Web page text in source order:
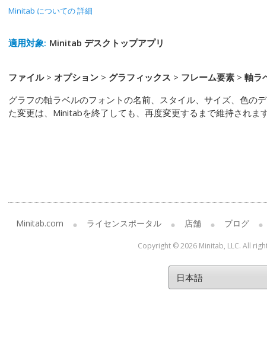
Minitab についての 詳細
適用対象: Minitab デスクトップアプリ
ファイル> オプション > グラフィックス > フレーム要素 > 軸ラ
グラフの軸ラベルのフォントの名前、スタイル、サイズ、色の
た変更は、Minitabを終了しても、再度変更するまで維持されます
Minitab.com ライセンスポータル 店舗 ブログ
Copyright © 2026 Minitab, LLC. All